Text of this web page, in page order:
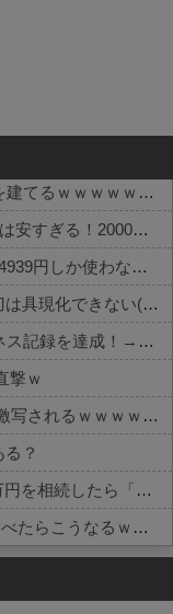
ちいかわ作者さん、総額30億超の大豪邸を建てるｗｗｗｗｗｗｗｗｗｗｗｗｗｗｗｗｗｗｗ
世界のケイスケ・ホンダ「ラーメン700円は安すぎる！2000円にするべき」
【画像】居酒屋さん、6人で長居して会計4939円しか使わない客にお気持ち表明してしまう←コレどっちが悪いんや？？？？？？
ハンターハンターにわか「何でも切れる刀は具現化できない(ﾆﾁｯ」←これ
日産e-power、無給油で1980km走行しギネス記録を達成！→山頂から下ってるだけでした…
撃ｗ
【画像】 パパ活待機中の子が20人ぐらい激写されるｗｗｗｗｗｗｗｗｗｗｗ
？
【衝撃】 ワイ、保険金2億円と遺産6000万円を相続したら「こう」なった・・・
ワイジ毎日2kgの野菜と500gくらいの肉食べたらこうなるｗｗｗ